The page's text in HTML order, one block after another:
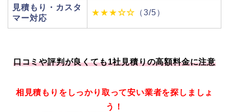
見積もり・カスタ
マー対応
★★★☆☆ （3/5）
口コミや評判が良くても1社見積りの高額料金に注意
相見積もりをしっかり取って安い業者を探しましょ
う！